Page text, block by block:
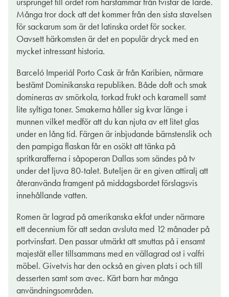
Många tror dock att det kommer från den sista stavelsen
för sackarum som är det latinska ordet för socker.
Oavsett härkomsten är det en populär dryck med en
mycket intressant historia.
Barceló Imperiál Porto Cask är från Karibien, närmare
bestämt Dominikanska republiken. Både doft och smak
domineras av smörkola, torkad frukt och karamell samt
lite syltiga toner. Smakerna håller sig kvar länge i
munnen vilket medför att du kan njuta av ett litet glas
under en lång tid. Färgen är inbjudande bärnstenslik och
den pampiga flaskan får en osökt att tänka på
spritkarafferna i såpoperan Dallas som sändes på tv
under det ljuva 80-talet. Buteljen är en given attiralj att
återanvända framgent på middagsbordet förslagsvis
innehållande vatten.
Romen är lagrad på amerikanska ekfat under närmare
ett decennium för att sedan avsluta med 12 månader på
portvinsfart. Den passar utmärkt att smuttas på i ensamt
majestät eller tillsammans med en vällagrad ost i valfri
möbel. Givetvis har den också en given plats i och till
desserten samt som avec. Kärt barn har många
användningsområden.